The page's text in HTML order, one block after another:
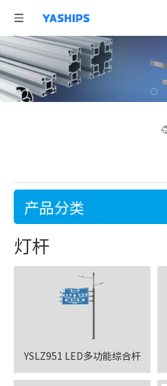
产品分类
灯杆
YSLZ951 LED多功能综合杆